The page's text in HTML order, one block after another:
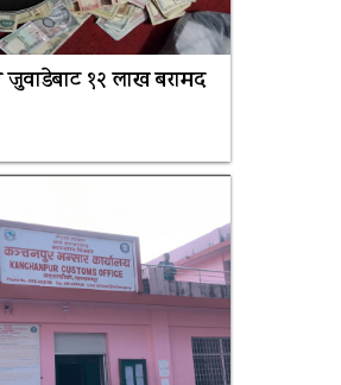
१२ लाख बरामद